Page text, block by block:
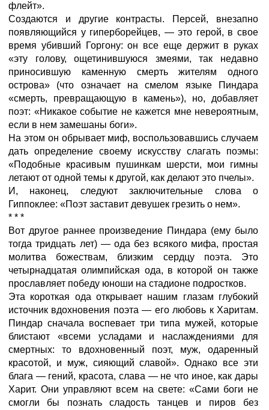
флейт».
Создаются и другие контрасты. Персей, внезапно
появляющийся у гиперборейцев, — это герой, в свое
время убивший Горгону: он все еще держит в руках
«эту голову, ощетинившуюся змеями, так недавно
приносившую каменную смерть жителям одного
острова» (что означает на смелом языке Пиндара
«смерть, превращающую в камень»), но, добавляет
поэт: «Никакое событие не кажется мне невероятным,
если в нем замешаны боги».
На этом он обрывает миф, воспользовавшись случаем
дать определение своему искусству слагать поэмы:
«Подобные красивым пушинкам шерсти, мои гимны
летают от одной темы к другой, как делают это пчелы».
И, наконец, следуют заключительные слова о
Гиппоклее: «Поэт заставит девушек грезить о нем».
* * *
Вот другое раннее произведение Пиндара (ему было
тогда тридцать лет) — ода без всякого мифа, простая
молитва божествам, близким сердцу поэта. Это
четырнадцатая олимпийская ода, в которой он также
прославляет победу юноши на стадионе подростков.
Эта короткая ода открывает нашим глазам глубокий
источник вдохновения поэта — его любовь к Харитам.
Пиндар сначала воспевает три типа мужей, которые
блистают «всеми усладами и наслаждениями для
смертных: то вдохновенный поэт, муж, одаренный
красотой, и муж, сияющий славой». Однако все эти
блага — гений, красота, слава — не что иное, как дары
Харит. Они управляют всем на свете: «Сами боги не
смогли бы познать сладость танцев и пиров без